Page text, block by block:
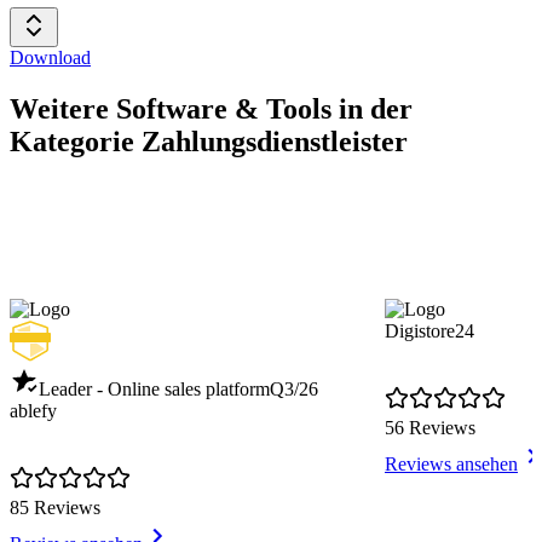
Download
Weitere Software & Tools in der
Kategorie Zahlungsdienstleister
Leader - Online sales platformQ3/26
ablefy
85 Reviews
Digistore24
56 Reviews
Reviews ansehen